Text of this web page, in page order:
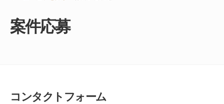
案件応募
コンタクトフォーム